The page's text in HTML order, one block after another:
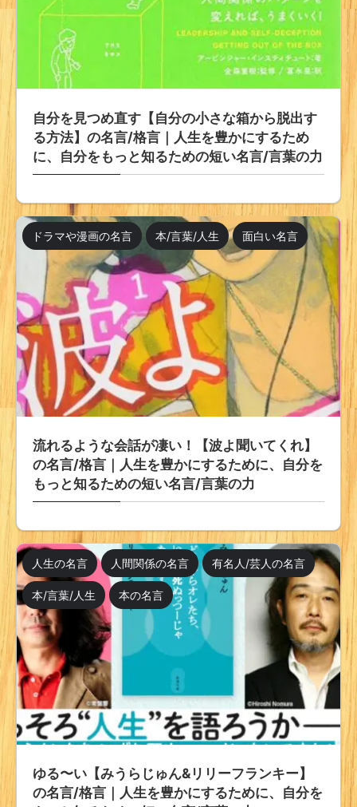
自分を見つめ直す【自分の小さな箱から脱出す
る方法】の名言/格言｜人生を豊かにするため
に、自分をもっと知るための短い名言/言葉の力
ドラマや漫画の名言 本/言葉/人生 面白い名言
流れるような会話が凄い！【波よ聞いてくれ】
の名言/格言｜人生を豊かにするために、自分を
もっと知るための短い名言/言葉の力
人生の名言 人間関係の名言 有名人/芸人の名言
本/言葉/人生 本の名言
ゆる〜い【みうらじゅん&リリーフランキー】
の名言/格言｜人生を豊かにするために、自分を